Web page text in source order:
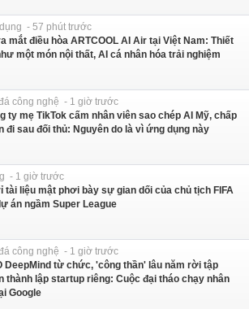
- 57 phút trước
mắt điều hòa ARTCOOL AI Air tại Việt Nam: Thiết
một món nội thất, AI cá nhân hóa trải nghiệm
công nghệ - 1 giờ trước
ty mẹ TikTok cấm nhân viên sao chép AI Mỹ, chấp
đi sau đối thủ: Nguyên do là vì ứng dụng này
- 1 giờ trước
tài liệu mật phơi bày sự gian dối của chủ tịch FIFA
án ngầm Super League
công nghệ - 1 giờ trước
DeepMind từ chức, 'công thần' lâu năm rời tập
thành lập startup riêng: Cuộc đại tháo chạy nhân
Google